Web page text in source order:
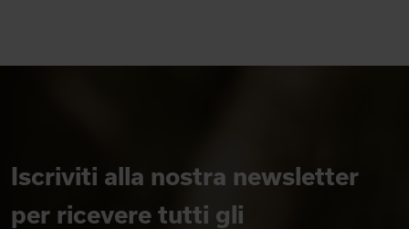
Iscriviti alla nostra newsletter
per ricevere tutti gli